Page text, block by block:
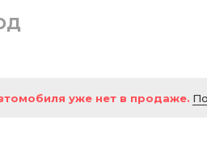
уже нет в продаже.